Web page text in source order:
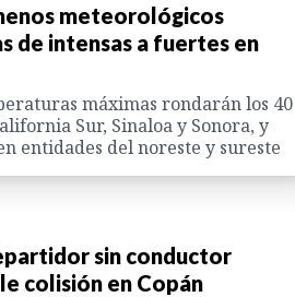
meteorológicos
de intensas a fuertes en
máximas rondarán los 40
Sur, Sinaloa y Sonora, y
entidades del noreste y sureste
sin conductor
colisión en Copán